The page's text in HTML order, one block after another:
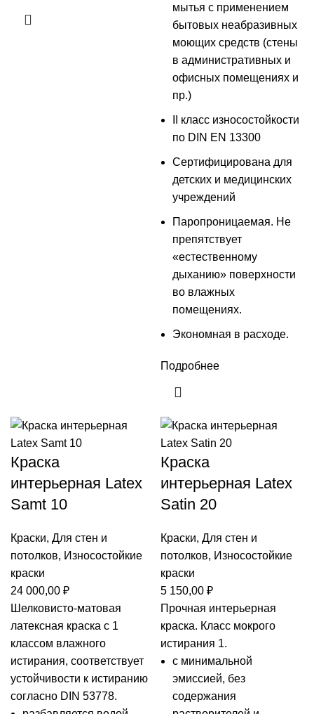
мытья с применением
бытовых неабразивных
моющих средств (стены
в административных и
офисных помещениях и
пр.)
II класс износостойкости
по DIN EN 13300
Сертифицирована для
детских и медицинских
учреждений
Паропроницаемая. Не
препятствует
«естественному
дыханию» поверхности
во влажных
помещениях.
Экономная в расходе.
Подробнее
Краска
интерьерная Latex
Samt 10
Краски, Для стен и
потолков, Износостойкие
краски
24 000,00 ₽
Шелковисто-матовая
латексная краска с 1
классом влажного
истирания, соответствует
устойчивости к истиранию
согласно DIN 53778.
Краска
интерьерная Latex
Satin 20
Краски, Для стен и
потолков, Износостойкие
краски
5 150,00 ₽
Прочная интерьерная
краска. Класс мокрого
истирания 1.
с минимальной
эмиссией, без
содержания